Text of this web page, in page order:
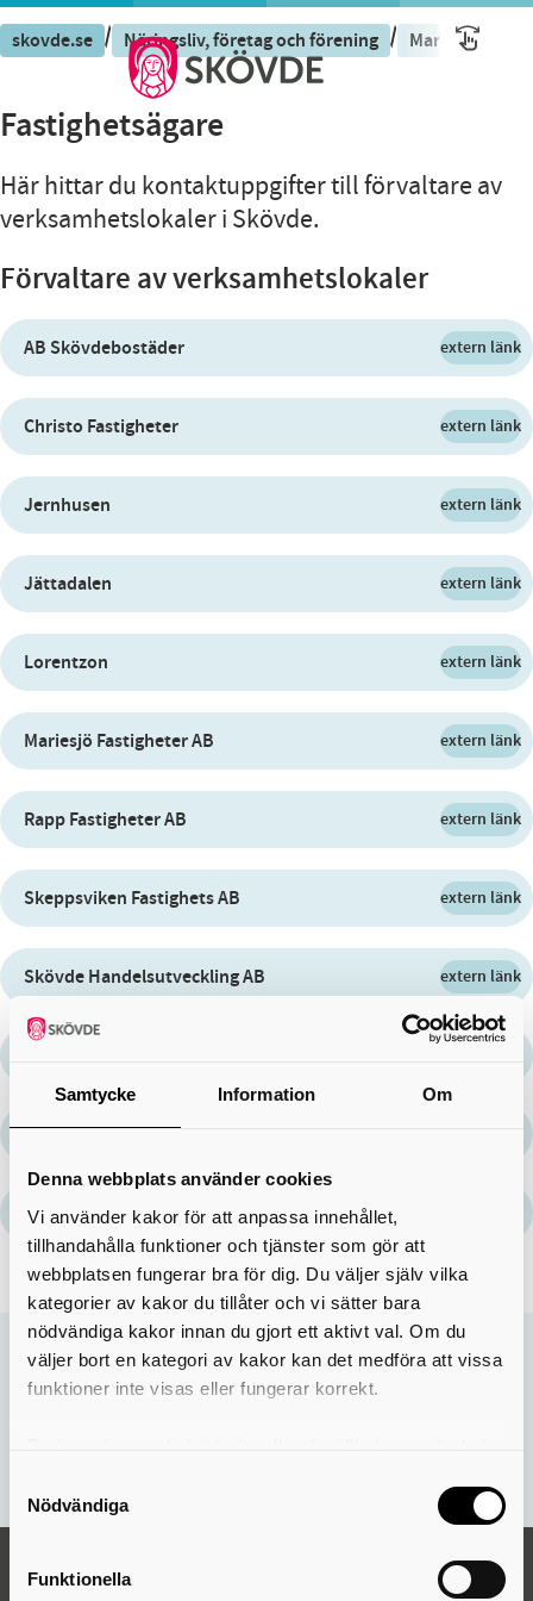
Samtycke Information Om
Denna webbplats använder cookies
Vi använder kakor för att anpassa innehållet,
tillhandahålla funktioner och tjänster som gör att
webbplatsen fungerar bra för dig. Du väljer själv vilka
kategorier av kakor du tillåter och vi sätter bara
nödvändiga kakor innan du gjort ett aktivt val. Om du
väljer bort en kategori av kakor kan det medföra att vissa
funktioner inte visas eller fungerar korrekt.
användning av kakor som du hittar längst ner på sidan
Nödvändiga
Funktionella
skovde.se / Näringsliv, företag och förening / Mark och
Fastighetsägare
Här hittar du kontaktuppgifter till förvaltare av
verksamhetslokaler i Skövde.
Förvaltare av verksamhetslokaler
AB Skövdebostäder extern länk
Christo Fastigheter extern länk
Jernhusen extern länk
Jättadalen extern länk
Lorentzon extern länk
Mariesjö Fastigheter AB extern länk
Rapp Fastigheter AB extern länk
Skeppsviken Fastighets AB extern länk
Skövde Handelsutveckling AB extern länk
Västerhuset AB
Willhem AB
Sidan uppdaterades: 25 sep. 2025